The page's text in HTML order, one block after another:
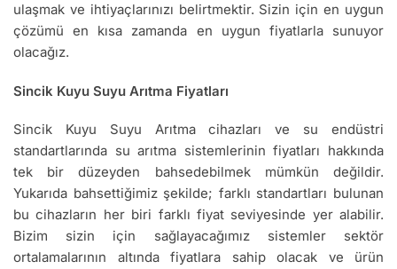
ulaşmak ve ihtiyaçlarınızı belirtmektir. Sizin için en uygun
çözümü en kısa zamanda en uygun fiyatlarla sunuyor
olacağız.
Sincik Kuyu Suyu Arıtma Fiyatları
Sincik Kuyu Suyu Arıtma cihazları ve su endüstri
standartlarında su arıtma sistemlerinin fiyatları hakkında
tek bir düzeyden bahsedebilmek mümkün değildir.
Yukarıda bahsettiğimiz şekilde; farklı standartları bulunan
bu cihazların her biri farklı fiyat seviyesinde yer alabilir.
Bizim sizin için sağlayacağımız sistemler sektör
ortalamalarının altında fiyatlara sahip olacak ve ürün